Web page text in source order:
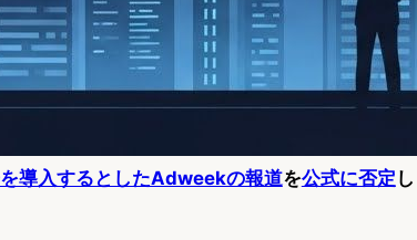
導入するとしたAdweekの報道を公式に否定 し